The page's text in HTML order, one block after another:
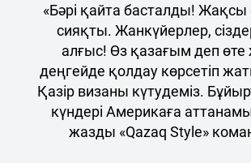
«Бәрі қайта басталды! Жақсы
сияқты. Жанкүйерлер,
алғыс! Өз қазағым деп
деңгейде қолдау көрсетіп
Қазір визаны күтудеміз.
күндері Америкаға
жазды «Qazaq Style»